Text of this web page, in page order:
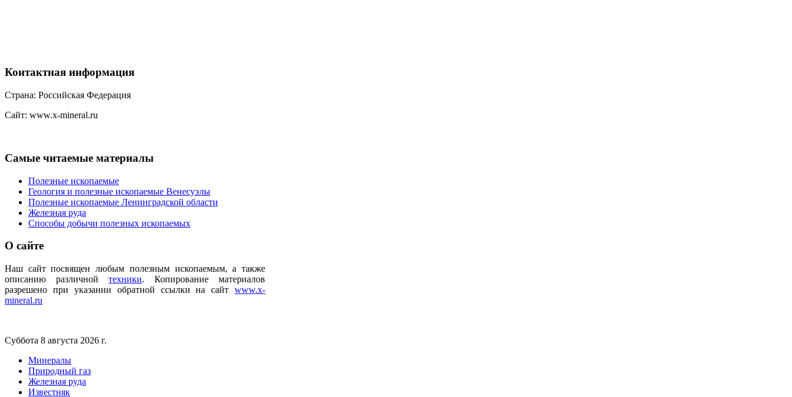
Контактная информация
Страна: Российская Федерация
Сайт: www.x-mineral.ru
Самые читаемые материалы
Полезные ископаемые
Геология и полезные ископаемые Венесуэлы
Полезные ископаемые Ленинградской области
Железная руда
Способы добычи полезных ископаемых
О сайте
Наш сайт посвящен любым полезным ископаемым, а также
описанию различнойтехники.Копирование материалов
разрешено при указании обратной ссылки на сайтwww.x-
mineral.ru
Суббота 8 августа 2026 г.
Минералы
Природный газ
Железная руда
Известняк